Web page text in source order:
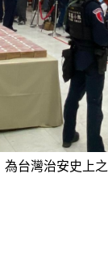
為台灣治安史上